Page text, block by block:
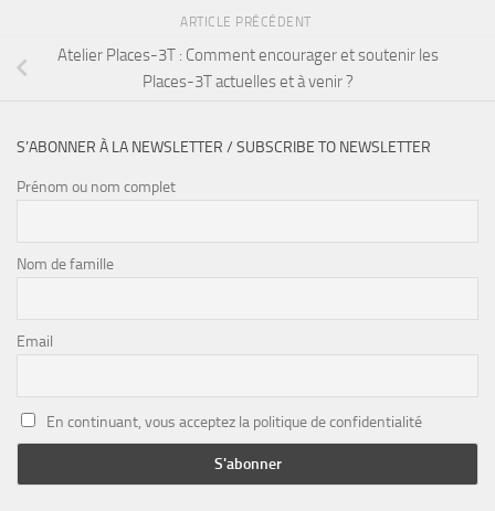
ARTICLE PRÉCÉDENT
Atelier Places-3T : Comment encourager et soutenir les
Places-3T actuelles et à venir ?
S’ABONNER À LA NEWSLETTER / SUBSCRIBE TO NEWSLETTER
Prénom ou nom complet
Nom de famille
Email
En continuant, vous acceptez la politique de confidentialité